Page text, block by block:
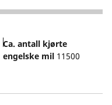
Ca. antall kjørte
engelske mil 11500